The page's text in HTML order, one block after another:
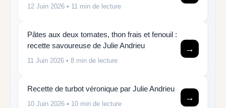
12 Juin 2026 • 11 min de lecture
Pâtes aux deux tomates, thon frais et fenouil :
recette savoureuse de Julie Andrieu
11 Juin 2026 • 8 min de lecture
→
Recette de turbot véronique par Julie Andrieu
10 Juin 2026 • 10 min de lecture
→